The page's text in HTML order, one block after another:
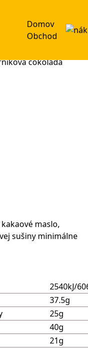
Domov
Obchod
čokoláda
maslo,
sušiny minimálne
2540kJ/
37.5g
25g
40g
21g